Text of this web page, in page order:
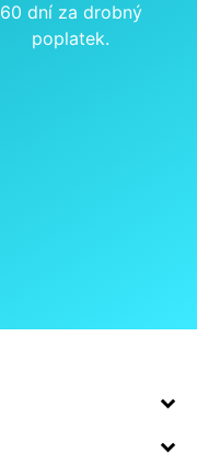
60 dní za drobný
poplatek.